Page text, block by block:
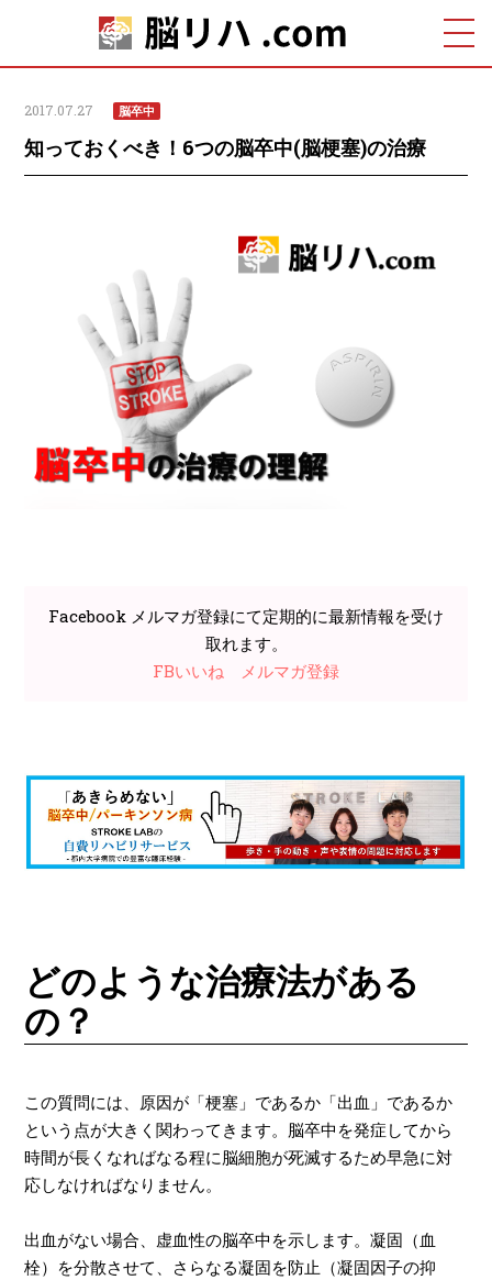
2017.07.27 脳卒中
知っておくべき！6つの脳卒中(脳梗塞)の治療
Facebook メルマガ登録にて定期的に最新情報を受け
取れます。
FBいいね
メルマガ登録
どのような治療法がある
の？
この質問には、原因が「梗塞」であるか「出血」であるか
という点が大きく関わってきます。脳卒中を発症してから
時間が長くなればなる程に脳細胞が死滅するため早急に対
応しなければなりません。
出血がない場合、虚血性の脳卒中を示します。凝固（血
栓）を分散させて、さらなる凝固を防止（凝固因子の抑